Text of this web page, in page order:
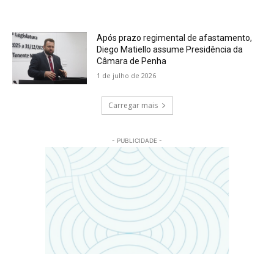
Após prazo regimental de afastamento,
Diego Matiello assume Presidência da
Câmara de Penha
1 de julho de 2026
Carregar mais
- PUBLICIDADE -